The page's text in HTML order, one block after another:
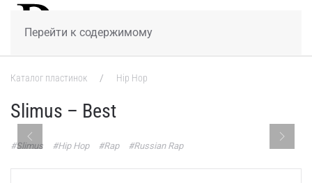
Перейти к содержимому
Каталог пластинок Hip Hop
Slimus – Best
#Slimus #Hip Hop #Rap #Russian Rap